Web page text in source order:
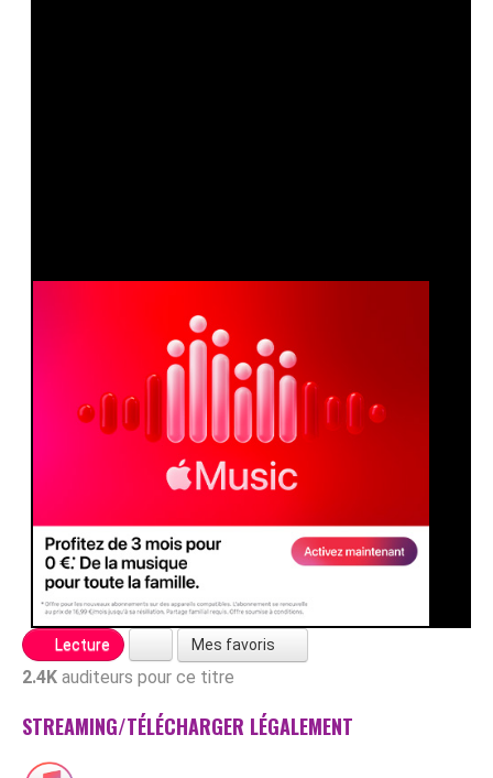
Lecture Mes favoris
2.4K auditeurs pour ce titre
STREAMING/TÉLÉCHARGER LÉGALEMENT